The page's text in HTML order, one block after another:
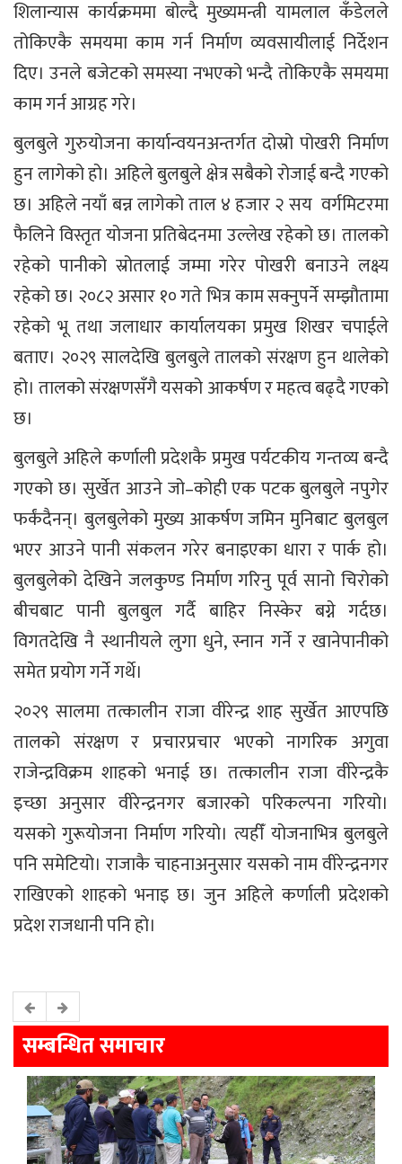
शिलान्यास कार्यक्रममा बोल्दै मुख्यमन्त्री यामलाल कँडेलले
तोकिएकै समयमा काम गर्न निर्माण व्यवसायीलाई निर्देशन
दिए। उनले बजेटको समस्या नभएको भन्दै तोकिएकै समयमा
काम गर्न आग्रह गरे।
बुलबुले गुरुयोजना कार्यान्वयनअन्तर्गत दोस्रो पोखरी निर्माण
हुन लागेको हो। अहिले बुलबुले क्षेत्र सबैको रोजाई बन्दै गएको
छ। अहिले नयाँ बन्न लागेको ताल ४ हजार २ सय वर्गमिटरमा
फैलिने विस्तृत योजना प्रतिबेदनमा उल्लेख रहेको छ। तालको
रहेको पानीको स्रोतलाई जम्मा गरेर पोखरी बनाउने लक्ष्य
रहेको छ। २०८२ असार १० गते भित्र काम सक्नुपर्ने सम्झौतामा
रहेको भू तथा जलाधार कार्यालयका प्रमुख शिखर चपाईले
बताए। २०२९ सालदेखि बुलबुले तालको संरक्षण हुन थालेको
हो। तालको संरक्षणसँगै यसको आकर्षण र महत्व बढ्दै गएको
छ।
बुलबुले अहिले कर्णाली प्रदेशकै प्रमुख पर्यटकीय गन्तव्य बन्दै
गएको छ। सुर्खेत आउने जो–कोही एक पटक बुलबुले नपुगेर
फर्कंदैनन्। बुलबुलेको मुख्य आकर्षण जमिन मुनिबाट बुलबुल
भएर आउने पानी संकलन गरेर बनाइएका धारा र पार्क हो।
बुलबुलेको देखिने जलकुण्ड निर्माण गरिनु पूर्व सानो चिरोको
बीचबाट पानी बुलबुल गर्दै बाहिर निस्केर बग्ने गर्दछ।
विगतदेखि नै स्थानीयले लुगा धुने, स्नान गर्ने र खानेपानीको
समेत प्रयोग गर्ने गर्थे।
२०२९ सालमा तत्कालीन राजा वीरेन्द्र शाह सुर्खेत आएपछि
तालको संरक्षण र प्रचारप्रचार भएको नागरिक अगुवा
राजेन्द्रविक्रम शाहको भनाई छ। तत्कालीन राजा वीरेन्द्रकै
इच्छा अनुसार वीरेन्द्रनगर बजारको परिकल्पना गरियो।
यसको गुरूयोजना निर्माण गरियो। त्यहीँ योजनाभित्र बुलबुले
पनि समेटियो। राजाकै चाहनाअनुसार यसको नाम वीरेन्द्रनगर
राखिएको शाहको भनाइ छ। जुन अहिले कर्णाली प्रदेशको
प्रदेश राजधानी पनि हो।
सम्बन्धित समाचार